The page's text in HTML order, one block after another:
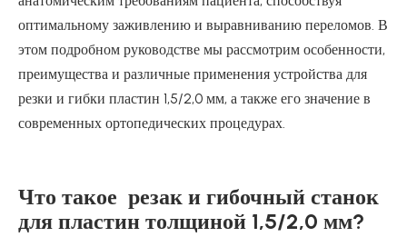
оптимальному заживлению и выравниванию переломов. В
этом подробном руководстве мы рассмотрим особенности,
преимущества и различные применения устройства для
резки и гибки пластин 1,5/2,0 мм, а также его значение в
современных ортопедических процедурах.
Что такое резак и гибочный станок
для пластин толщиной 1,5/2,0 мм?